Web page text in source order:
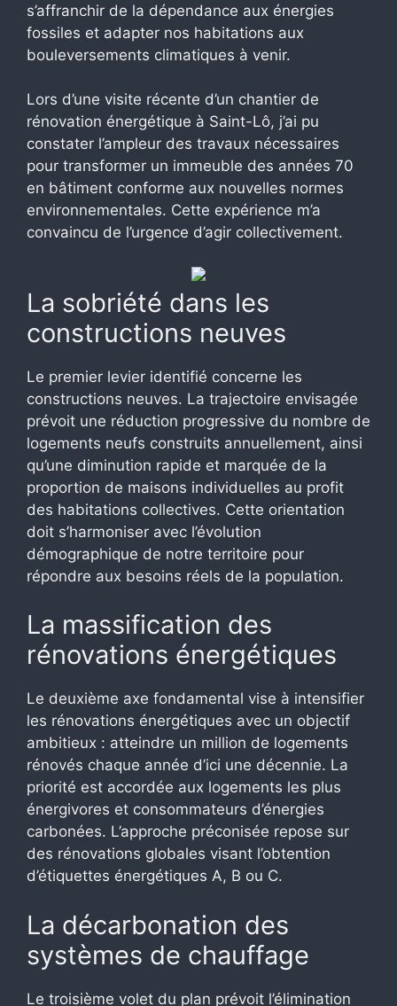
s’affranchir de la dépendance aux énergies
fossiles et adapter nos habitations aux
bouleversements climatiques à venir.
Lors d’une visite récente d’un chantier de
rénovation énergétique à Saint-Lô, j’ai pu
constater l’ampleur des travaux nécessaires
pour transformer un immeuble des années 70
en bâtiment conforme aux nouvelles normes
environnementales. Cette expérience m’a
convaincu de l’urgence d’agir collectivement.
La sobriété dans les
constructions neuves
Le premier levier identifié concerne les
constructions neuves. La trajectoire envisagée
prévoit une réduction progressive du nombre de
logements neufs construits annuellement, ainsi
qu’une diminution rapide et marquée de la
proportion de maisons individuelles au profit
des habitations collectives. Cette orientation
doit s’harmoniser avec l’évolution
démographique de notre territoire pour
répondre aux besoins réels de la population.
La massification des
rénovations énergétiques
Le deuxième axe fondamental vise à intensifier
les rénovations énergétiques avec un objectif
ambitieux : atteindre un million de logements
rénovés chaque année d’ici une décennie. La
priorité est accordée aux logements les plus
énergivores et consommateurs d’énergies
carbonées. L’approche préconisée repose sur
des rénovations globales visant l’obtention
d’étiquettes énergétiques A, B ou C.
La décarbonation des
systèmes de chauffage
Le troisième volet du plan prévoit l’élimination